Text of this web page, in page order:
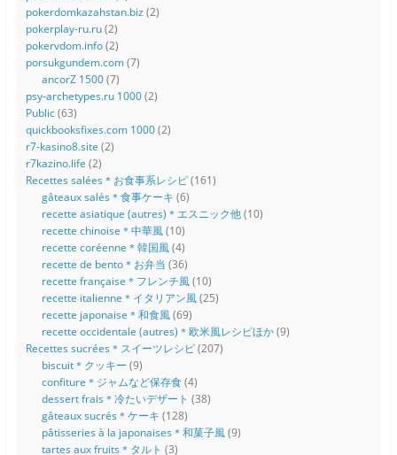
pokerdomkazahstan.biz (2)
pokerplay-ru.ru(2)
pokervdom.info(2)
porsukgundem.com(7)
ancorZ 1500(7)
psy-archetypes.ru 1000(2)
Public(63)
quickbooksfixes.com 1000(2)
r7-kasino8.site (2)
r7kazino.life (2)
Recettes salées＊お食事系レシピ(161)
gâteaux salés＊食事ケーキ (6)
recette asiatique (autres)＊エスニック他(10)
recette chinoise＊中華風(10)
recette coréenne＊韓国風(4)
recette de bento＊お弁当 (36)
recette française＊フレンチ風(10)
recette italienne＊イタリアン風(25)
recette japonaise＊和食風(69)
recette occidentale (autres)＊欧米風レシピほか(9)
Recettes sucrées＊スイーツレシピ(207)
biscuit＊クッキー (9)
confiture＊ジャムなど保存食(4)
dessert frais＊冷たいデザート (38)
gâteaux sucrés＊ケーキ (128)
pâtisseries à la japonaises＊和菓子風(9)
tartes aux fruits＊タルト (3)